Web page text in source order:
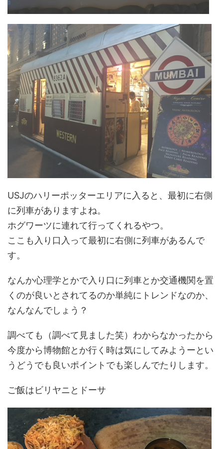
USJのハリーポッターエリアに入ると、最初に右側
に列車がありますよね。
ホグワーツに連れて行ってくれるやつ。
ここも入り口入って最初に右側に列車があるんで
す。
なんか心理学とかで入り口に列車とか交通機関を置
くのが良いとされてるのか単純にトレンドなのか、
なんなんでしょう？
調べても（調べて見ました笑）わからなかったから
今度から博物館とか行く時は気にしてみようーとい
うどうでも良いポイントでも楽しんでたりします。
ご飯はビリヤニとドーサ